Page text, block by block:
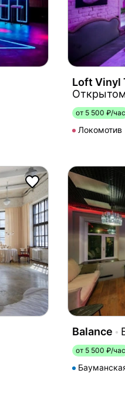
Loft Vinyl
от 5 500 ₽/час
Локомотив
Balance
от 5 500 ₽/час